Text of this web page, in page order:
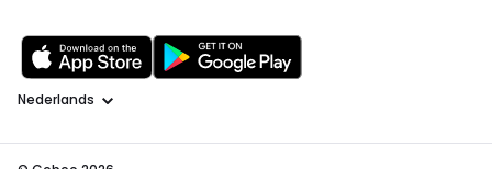
Taal